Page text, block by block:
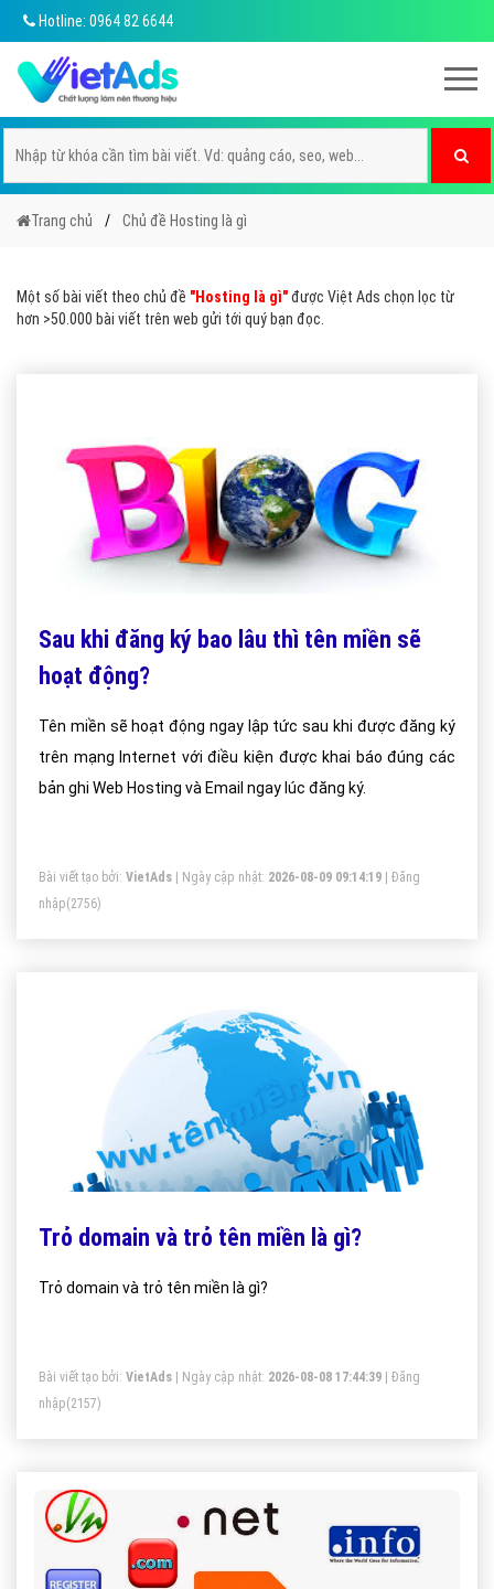
Hotline: 0964 82 6644
Trang chủ Chủ đề Hosting là gì
Một số bài viết theo chủ đề "Hosting là gì"được Việt Ads chọn lọc từ
hơn >50.000 bài viết trên web gửi tới quý bạn đọc.
Sau khi đăng ký bao lâu thì tên miền sẽ
hoạt động?
Tên miền sẽ hoạt động ngay lập tức sau khi được đăng ký
trên mạng Internet với điều kiện được khai báo đúng các
bản ghi Web Hosting và Email ngay lúc đăng ký.
Bài viết tạo bởi: VietAds | Ngày cập nhật: 2026-08-09 09:14:19
Đăng
nhập(2756)
Trỏ domain và trỏ tên miền là gì?
Trỏ domain và trỏ tên miền là gì?
Bài viết tạo bởi: VietAds | Ngày cập nhật: 2026-08-08 17:44:39
Đăng
nhập(2157)